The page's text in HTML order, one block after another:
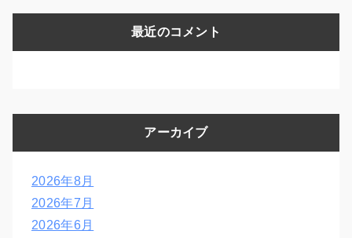
最近のコメント
アーカイブ
2026年8月
2026年7月
2026年6月